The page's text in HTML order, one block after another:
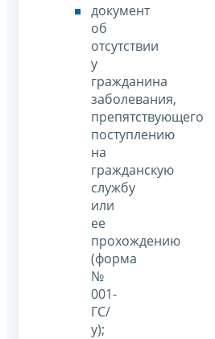
документ
об
отсутствии
у
гражданина
заболевания,
препятствующего
поступлению
на
гражданскую
службу
или
ее
прохождению
(форма
№
001-
ГС/
у);